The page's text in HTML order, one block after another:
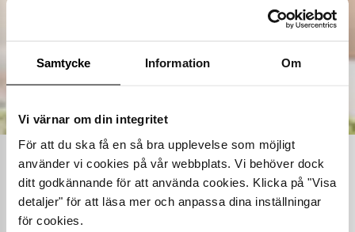
Samtycke Information Om
Vi värnar om din integritet
För att du ska få en så bra upplevelse som möjligt
använder vi cookies på vår webbplats. Vi behöver dock
ditt godkännande för att använda cookies. Klicka på "Visa
detaljer" för att läsa mer och anpassa dina inställningar
för cookies.
Ta hand om dina skor
Våra noggrant utvalda skovårdsprodukter är skapade för att
förlänga livslängden på dina skor samtidigt som de behåller